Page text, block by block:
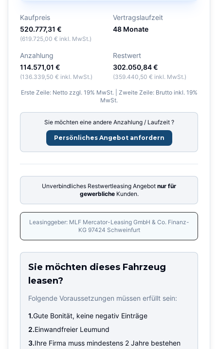
Kaufpreis
520.777,31 €
(619.725,00 € inkl. MwSt.)
Vertragslaufzeit
48 Monate
Anzahlung
114.571,01 €
(136.339,50 € inkl. MwSt.)
Restwert
302.050,84 €
(359.440,50 € inkl. MwSt.)
Erste Zeile: Netto zzgl. 19% MwSt. | Zweite Zeile: Brutto inkl. 19%
MwSt.
Sie möchten eine andere Anzahlung / Laufzeit ?
Persönliches Angebot anfordern
Unverbindliches Restwertleasing Angebot nur für
gewerblicheKunden.
Leasinggeber: MLF Mercator-Leasing GmbH & Co. Finanz-
KG 97424 Schweinfurt
Sie möchten dieses Fahrzeug
leasen?
Folgende Voraussetzungen müssen erfüllt sein:
1.Gute Bonität, keine negativ Einträge
2.Einwandfreier Leumund
3.Ihre Firma muss mindestens 2 Jahre bestehen